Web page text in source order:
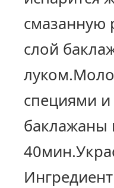
смазанную
слой
специями
баклажаны